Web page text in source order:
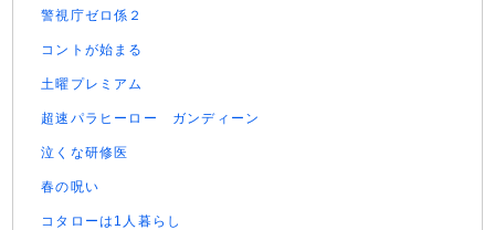
警視庁ゼロ係２
コントが始まる
土曜プレミアム
超速パラヒーロー ガンディーン
泣くな研修医
春の呪い
コタローは1人暮らし